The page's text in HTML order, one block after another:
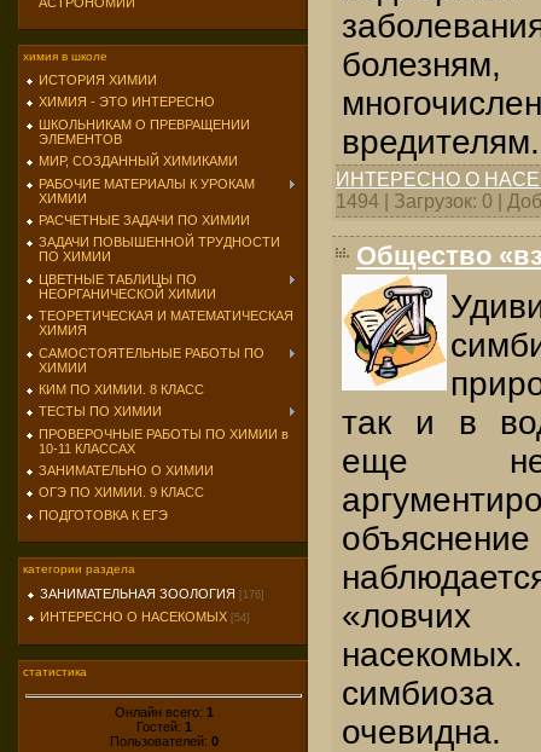
химия в школе
ИСТОРИЯ ХИМИИ
ХИМИЯ - ЭТО ИНТЕРЕСНО
ШКОЛЬНИКАМ О ПРЕВРАЩЕНИИ
ЭЛЕМЕНТОВ
МИР, СОЗДАННЫЙ ХИМИКАМИ
РАБОЧИЕ МАТЕРИАЛЫ К УРОКАМ
ХИМИИ
РАСЧЕТНЫЕ ЗАДАЧИ ПО ХИМИИ
ЗАДАЧИ ПОВЫШЕННОЙ ТРУДНОСТИ
ПО ХИМИИ
ЦВЕТНЫЕ ТАБЛИЦЫ ПО
НЕОРГАНИЧЕСКОЙ ХИМИИ
ТЕОРЕТИЧЕСКАЯ И МАТЕМАТИЧЕСКАЯ
ХИМИЯ
САМОСТОЯТЕЛЬНЫЕ РАБОТЫ ПО
ХИМИИ
КИМ ПО ХИМИИ. 8 КЛАСС
ТЕСТЫ ПО ХИМИИ
ПРОВЕРОЧНЫЕ РАБОТЫ ПО ХИМИИ в
10-11 КЛАССАХ
ЗАНИМАТЕЛЬНО О ХИМИИ
ОГЭ ПО ХИМИИ. 9 КЛАСС
ПОДГОТОВКА К ЕГЭ
категории раздела
ЗАНИМАТЕЛЬНАЯ ЗООЛОГИЯ [176]
ИНТЕРЕСНО О НАСЕКОМЫХ [54]
статистика
Онлайн всего: 1
Гостей: 1
Пользователей: 0
вредителям.
ИНТЕРЕСНО О
1494 | Загрузок: 0 |
Общество
так и в
еще не
очевидна.